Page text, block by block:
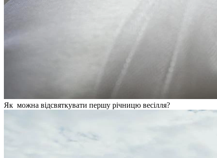
Як можна відсвяткувати першу річницю весілля?